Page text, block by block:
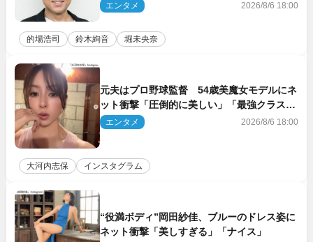
エンタメ 2026/8/6 18:00
的場浩司 鈴木絢音 堀未央奈
元夫はプロ野球監督 54歳美魔女モデルにネ
ット衝撃「圧倒的に美しい」「最強クラス」
「うっとり」
エンタメ 2026/8/6 18:00
大河内志保 インスタグラム
“役満ボディ”岡田紗佳、ブルーのドレス姿に
ネット衝撃「美しすぎる」「ナイス」